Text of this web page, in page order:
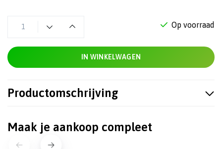
Op voorraad
IN WINKELWAGEN
Productomschrijving
Maak je aankoop compleet